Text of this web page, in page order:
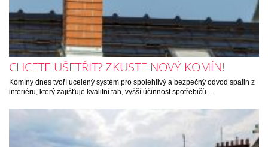
CHCETE UŠETŘIT? ZKUSTE NOVÝ KOMÍN!
Komíny dnes tvoří ucelený systém pro spolehlivý a bezpečný odvod spalin z
interiéru, který zajišťuje kvalitní tah, vyšší účinnost spotřebičů…